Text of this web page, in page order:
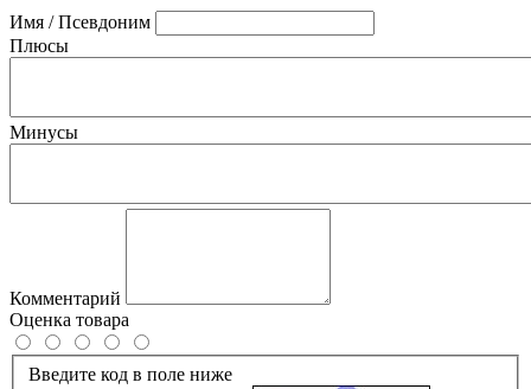
Имя / Псевдоним
Плюсы
Минусы
Комментарий
Оценка товара
Введите код в поле ниже